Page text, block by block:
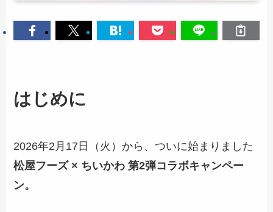
はじめに
2026年2月17日（火）から、ついに始まりました
松屋フーズ × ちいかわ 第2弾コラボキャンペー
ン。